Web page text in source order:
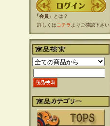
「会員」
とは？
詳しくはコチラ よりご確認下さい